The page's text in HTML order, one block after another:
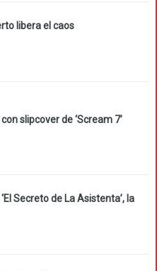
libera el caos
slipcover de ‘Scream 7’
Secreto de La Asistenta’, la